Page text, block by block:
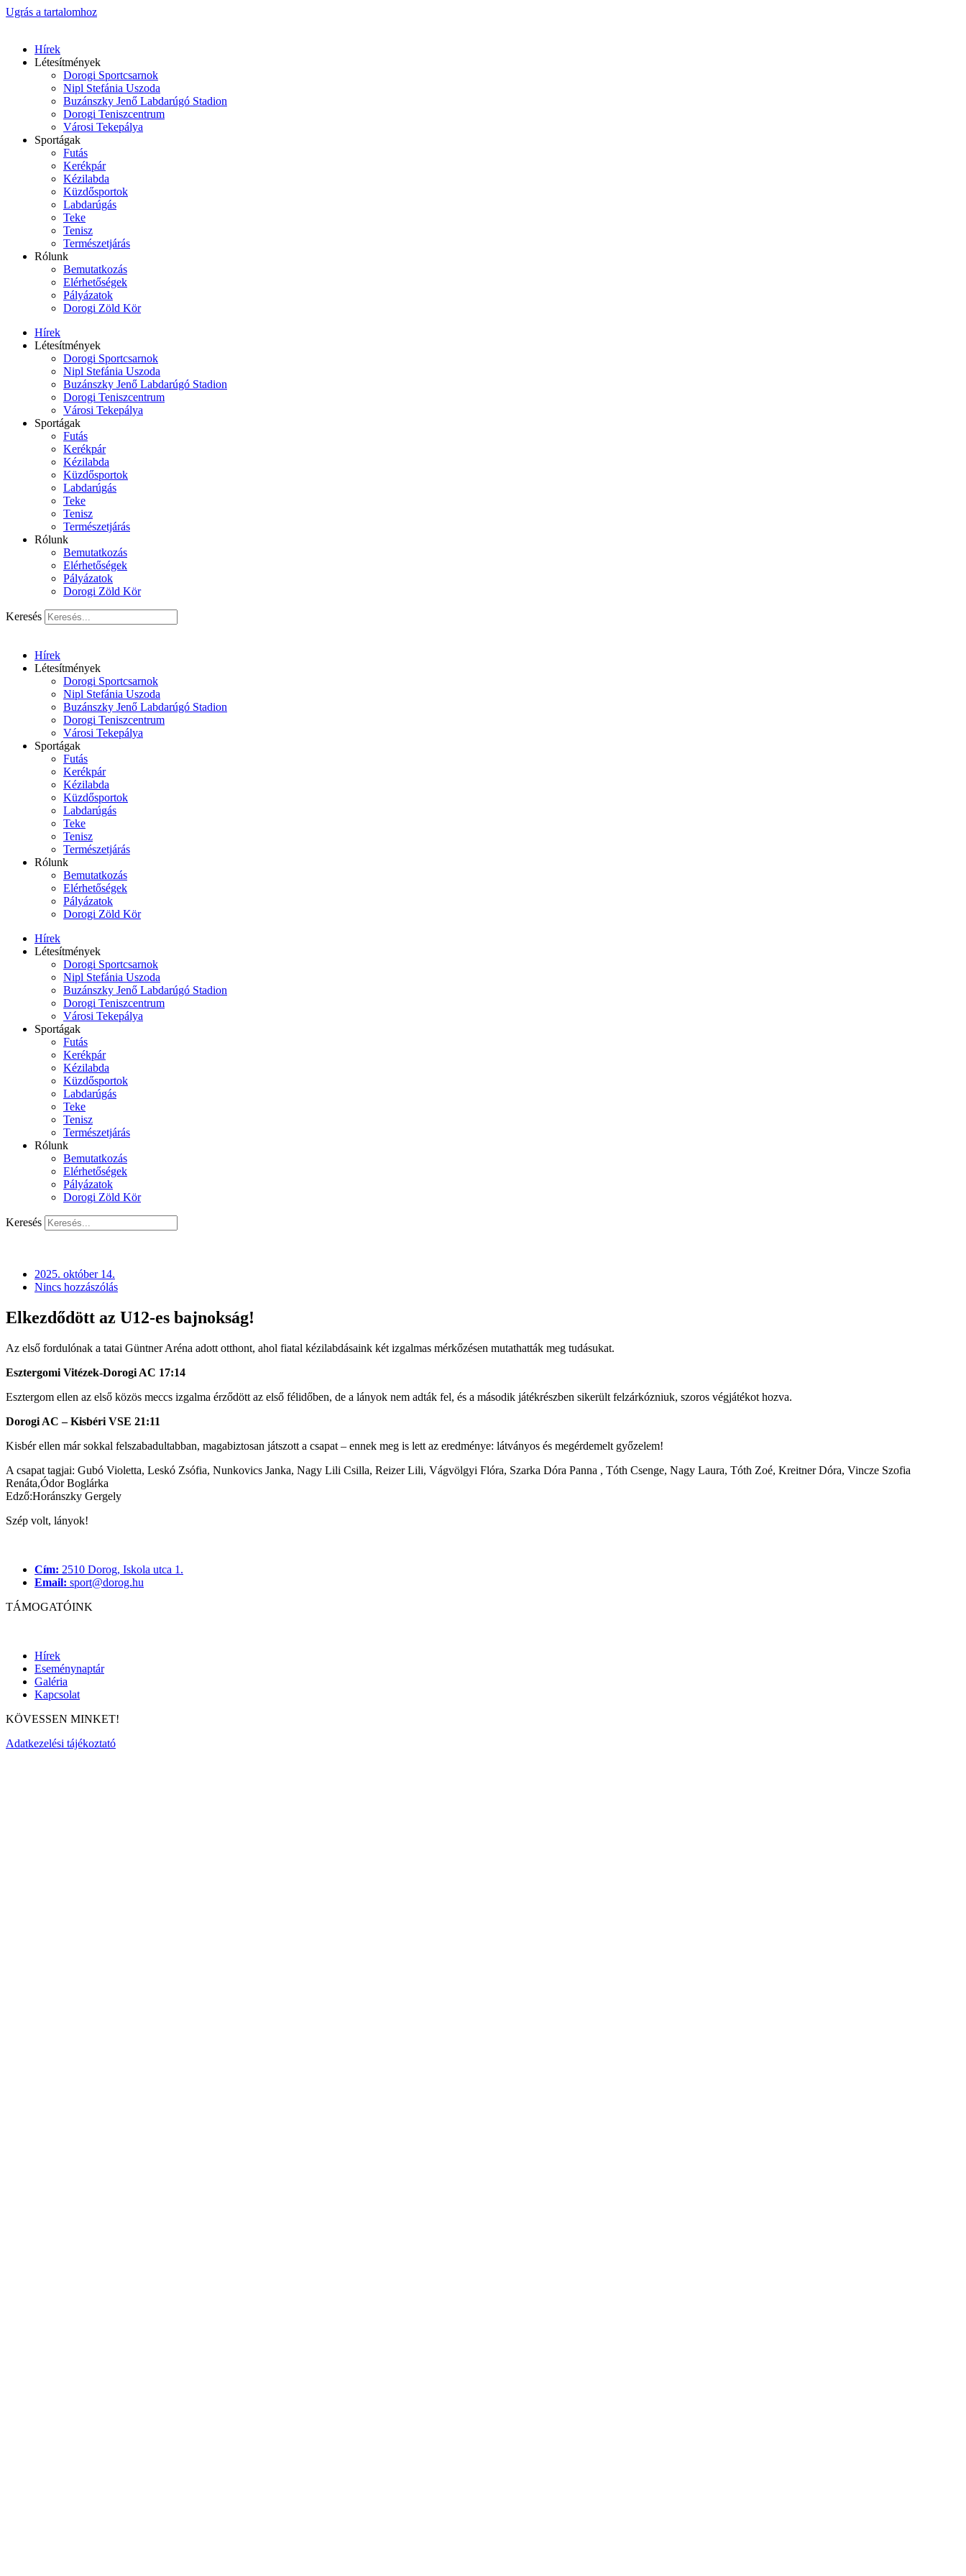
Ugrás a tartalomhoz
Hírek
Létesítmények
Dorogi Sportcsarnok
Nipl Stefánia Uszoda
Buzánszky Jenő Labdarúgó Stadion
Dorogi Teniszcentrum
Városi Tekepálya
Sportágak
Futás
Kerékpár
Kézilabda
Küzdősportok
Labdarúgás
Teke
Tenisz
Természetjárás
Rólunk
Bemutatkozás
Elérhetőségek
Pályázatok
Dorogi Zöld Kör
Hírek
Létesítmények
Dorogi Sportcsarnok
Nipl Stefánia Uszoda
Buzánszky Jenő Labdarúgó Stadion
Dorogi Teniszcentrum
Városi Tekepálya
Sportágak
Futás
Kerékpár
Kézilabda
Küzdősportok
Labdarúgás
Teke
Tenisz
Természetjárás
Rólunk
Bemutatkozás
Elérhetőségek
Pályázatok
Dorogi Zöld Kör
Keresés
Hírek
Létesítmények
Dorogi Sportcsarnok
Nipl Stefánia Uszoda
Buzánszky Jenő Labdarúgó Stadion
Dorogi Teniszcentrum
Városi Tekepálya
Sportágak
Futás
Kerékpár
Kézilabda
Küzdősportok
Labdarúgás
Teke
Tenisz
Természetjárás
Rólunk
Bemutatkozás
Elérhetőségek
Pályázatok
Dorogi Zöld Kör
Hírek
Létesítmények
Dorogi Sportcsarnok
Nipl Stefánia Uszoda
Buzánszky Jenő Labdarúgó Stadion
Dorogi Teniszcentrum
Városi Tekepálya
Sportágak
Futás
Kerékpár
Kézilabda
Küzdősportok
Labdarúgás
Teke
Tenisz
Természetjárás
Rólunk
Bemutatkozás
Elérhetőségek
Pályázatok
Dorogi Zöld Kör
Keresés
2025. október 14.
Nincs hozzászólás
Elkezdődött az U12-es bajnokság!
Az első fordulónak a tatai Güntner Aréna adott otthont, ahol fiatal kézilabdásaink két izgalmas mérkőzésen mutathatták meg tudásukat.
Esztergomi Vitézek-Dorogi AC 17:14
Esztergom ellen az első közös meccs izgalma érződött az első félidőben, de a lányok nem adták fel, és a második játékrészben sikerült felzárkózniuk, szoros végjátékot hozva.
Dorogi AC – Kisbéri VSE 21:11
Kisbér ellen már sokkal felszabadultabban, magabiztosan játszott a csapat – ennek meg is lett az eredménye: látványos és megérdemelt győzelem!
A csapat tagjai: Gubó Violetta, Leskó Zsófia, Nunkovics Janka, Nagy Lili Csilla, Reizer Lili, Vágvölgyi Flóra, Szarka Dóra Panna , Tóth Csenge, Nagy Laura, Tóth Zoé, Kreitner Dóra, Vincze Szofia
Renáta,Ódor Boglárka
Edző:Horánszky Gergely
Szép volt, lányok!
Cím: 2510 Dorog, Iskola utca 1.
Email: sport@dorog.hu
TÁMOGATÓINK
Hírek
Eseménynaptár
Galéria
Kapcsolat
KÖVESSEN MINKET!
Adatkezelési tájékoztató